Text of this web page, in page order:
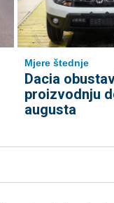
Mjere štednje
Dacia
proizvodnju
augusta